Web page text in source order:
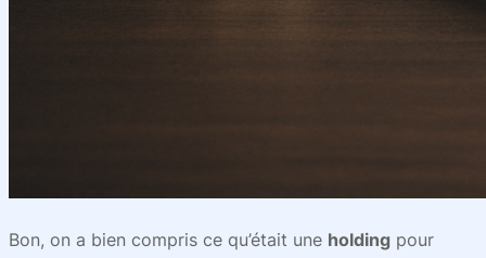
Bon, on a bien compris ce qu’était une holding pour